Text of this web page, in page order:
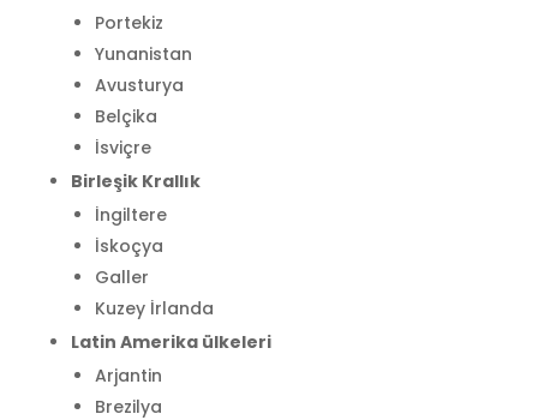
Portekiz
Yunanistan
Avusturya
Belçika
İsviçre
Birleşik Krallık
İngiltere
İskoçya
Galler
Kuzey İrlanda
Latin Amerika ülkeleri
Arjantin
Brezilya